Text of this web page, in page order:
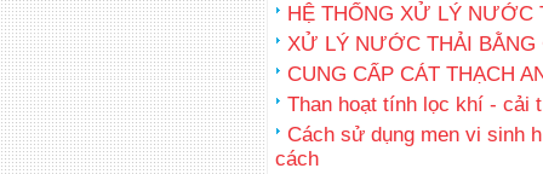
HỆ THỐNG XỬ LÝ NƯỚC
XỬ LÝ NƯỚC THẢI BẰNG
CUNG CẤP CÁT THẠCH
Than hoạt tính lọc khí - cải
Cách sử dụng men vi sinh
cách